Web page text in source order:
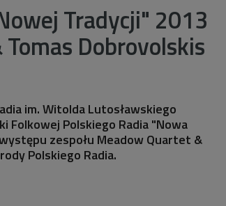
Tradycji" 2013
Dobrovolskis
im. Witolda Lutosławskiego
Folkowej Polskiego Radia "Nowa
zespołu Meadow Quartet &
Polskiego Radia.